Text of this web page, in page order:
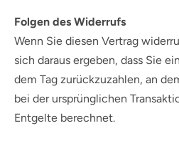
Folgen des Widerrufs
Wenn Sie diesen Vertrag
sich daraus ergeben, dass Sie
dem Tag zurückzuzahlen, an
bei der ursprünglichen
Entgelte berechnet.